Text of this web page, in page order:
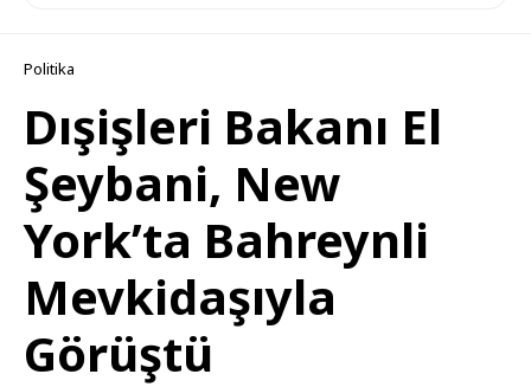
Politika
Dışişleri Bakanı El
Şeybani, New
York’ta Bahreynli
Mevkidaşıyla
Görüştü